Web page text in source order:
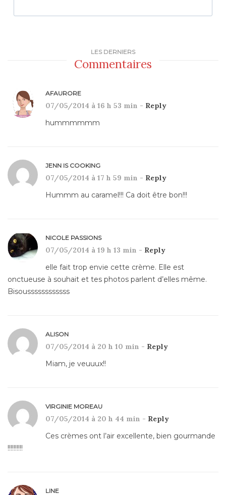
LES DERNIERS
Commentaires
AFAURORE
07/05/2014 à 16 h 53 min - Reply
hummmmmm
JENN IS COOKING
07/05/2014 à 17 h 59 min - Reply
Hummm au caramel!!! Ca doit être bon!!!
NICOLE PASSIONS
07/05/2014 à 19 h 13 min - Reply
elle fait trop envie cette crème. Elle est
onctueuse à souhait et tes photos parlent d’elles même.
Bisoussssssssssss
ALISON
07/05/2014 à 20 h 10 min - Reply
Miam, je veuuux!!
VIRGINIE MOREAU
07/05/2014 à 20 h 44 min - Reply
Ces crèmes ont l’air excellente, bien gourmande
!!!!!!!!!!
LINE